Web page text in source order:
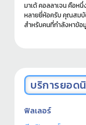
บริการยอด
ฟิลเลอร์
มาเด้ คอลลาเจน คือหนึ่
หลายยี่ห้อครับ คุณสมบั
สำหรับคนที่กำลังหาข้อมู